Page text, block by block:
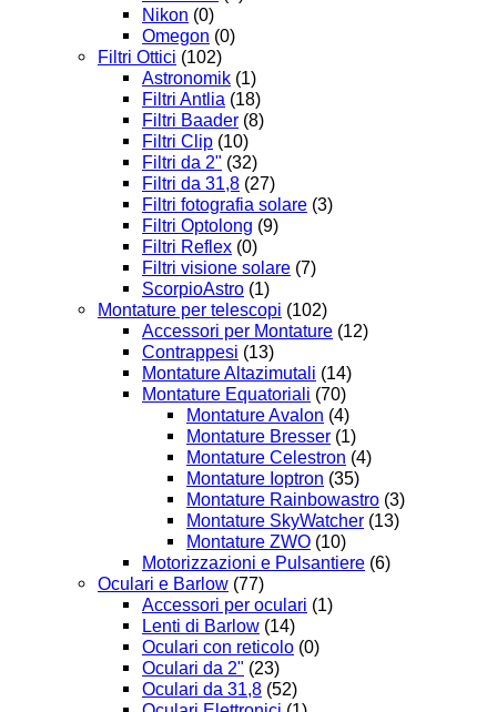
Nikon (0)
Omegon (0)
Filtri Ottici (102)
Astronomik (1)
Filtri Antlia (18)
Filtri Baader (8)
Filtri Clip (10)
Filtri da 2" (32)
Filtri da 31,8 (27)
Filtri fotografia solare (3)
Filtri Optolong (9)
Filtri Reflex (0)
Filtri visione solare (7)
ScorpioAstro (1)
Montature per telescopi (102)
Accessori per Montature (12)
Contrappesi (13)
Montature Altazimutali (14)
Montature Equatoriali (70)
Montature Avalon (4)
Montature Bresser (1)
Montature Celestron (4)
Montature Ioptron (35)
Montature Rainbowastro (3)
Montature SkyWatcher (13)
Montature ZWO (10)
Motorizzazioni e Pulsantiere (6)
Oculari e Barlow (77)
Accessori per oculari (1)
Lenti di Barlow (14)
Oculari con reticolo (0)
Oculari da 2" (23)
Oculari da 31,8 (52)